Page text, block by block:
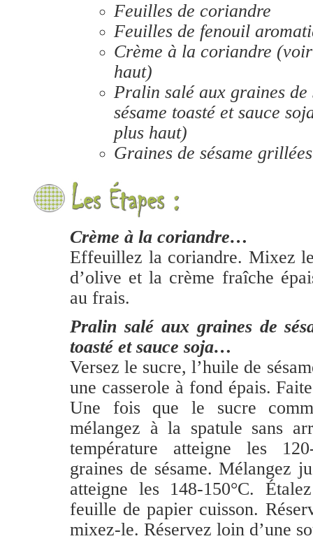
Feuilles de coriandre
Feuilles de fenouil
Crème à la coriandre
haut)
Pralin salé aux graines de
sésame toasté et sauce
plus haut)
Graines de sésame grillées
Crème à la coriandre…
Effeuillez la coriandre. Mixez
d’olive et la crème fraîche
au frais.
Pralin salé aux graines de
toasté et sauce soja…
Versez le sucre, l’huile de
une casserole à fond épais.
Une fois que le sucre
mélangez à la spatule sans
température atteigne les
graines de sésame. Mélangez
atteigne les 148-150°C.
feuille de papier cuisson.
mixez-le. Réservez loin d’une